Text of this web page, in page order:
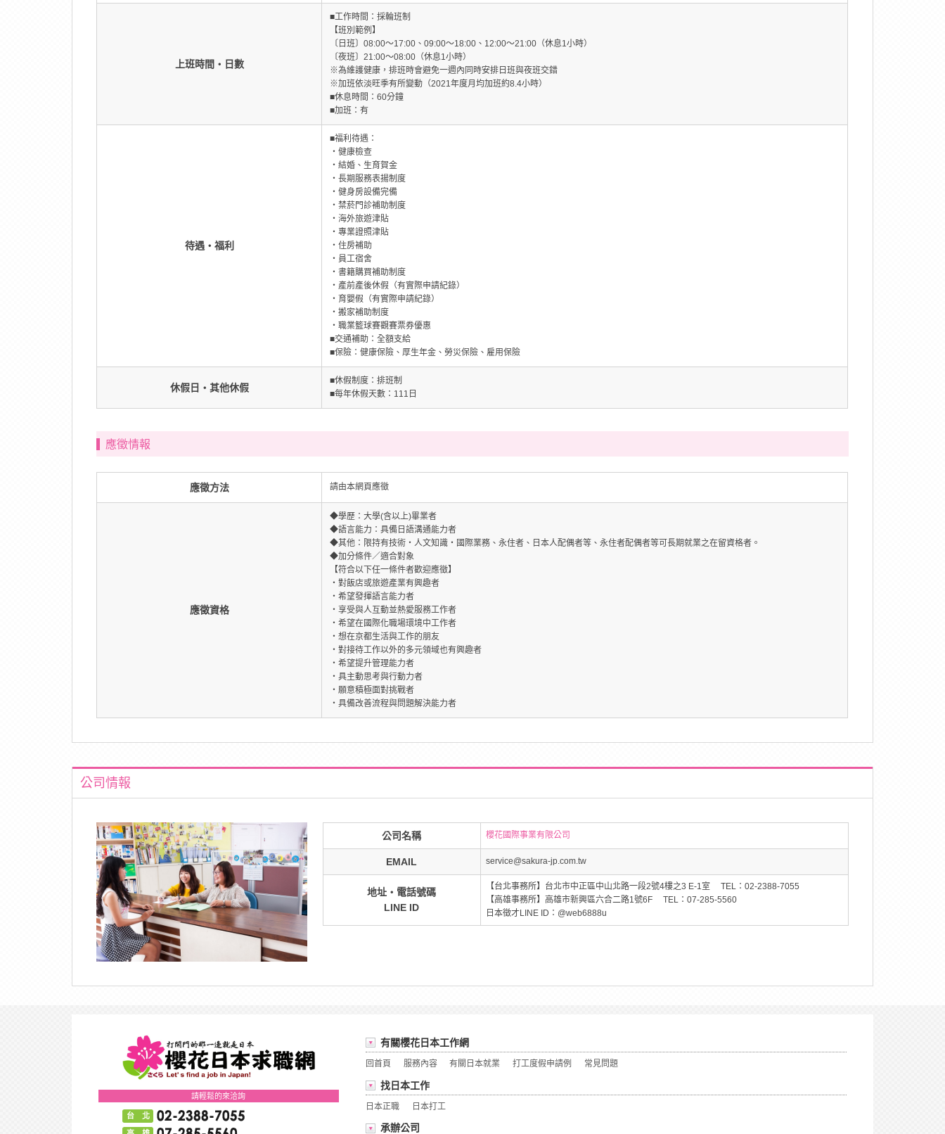
上班時間・日數
■工作時間：採輪班制
【班別範例】
〔日班〕08:00～17:00、09:00～18:00、12:00～21:00（休息1小時）
〔夜班〕21:00～08:00（休息1小時）
※為維護健康，排班時會避免一週內同時安排日班與夜班交錯
※加班依淡旺季有所變動（2021年度月均加班約8.4小時）
■休息時間：60分鐘
■加班：有
待遇・福利
■福利待遇：
・健康檢查
・結婚、生育賀金
・長期服務表揚制度
・健身房設備完備
・禁菸門診補助制度
・海外旅遊津貼
・專業證照津貼
・住房補助
・員工宿舍
・書籍購買補助制度
・產前產後休假（有實際申請紀錄）
・育嬰假（有實際申請紀錄）
・搬家補助制度
・職業籃球賽觀賽票券優惠
■交通補助：全額支給
■保險：健康保險、厚生年金、勞災保險、雇用保險
休假日・其他休假
■休假制度：排班制
■每年休假天數：111日
應徵情報
應徵方法 請由本網頁應徵
應徵資格
◆學歷：大學(含以上)畢業者
◆語言能力：具備日語溝通能力者
◆其他：限持有技術・人文知識・國際業務、永住者、日本人配偶者等、永住者配偶者等可長期就業之在留資格者。
◆加分條件／適合對象
【符合以下任一條件者歡迎應徵】
・對飯店或旅遊產業有興趣者
・希望發揮語言能力者
・享受與人互動並熱愛服務工作者
・希望在國際化職場環境中工作者
・想在京都生活與工作的朋友
・對接待工作以外的多元領域也有興趣者
・希望提升管理能力者
・具主動思考與行動力者
・願意積極面對挑戰者
・具備改善流程與問題解決能力者
公司情報
公司名稱 櫻花國際事業有限公司
EMAIL service@sakura-jp.com.tw
地址・電話號碼
LINE ID
【台北事務所】台北市中正區中山北路一段2號4樓之3 E-1室 TEL：02-2388-7055
【高雄事務所】高雄市新興區六合二路1號6F TEL：07-285-5560
日本徵才LINE ID：@web6888u
請輕鬆的來洽詢
台 北
有關櫻花日本工作網
回首頁 服務內容 有關日本就業 打工度假申請例 常見問題
找日本工作
日本正職 日本打工
承辦公司